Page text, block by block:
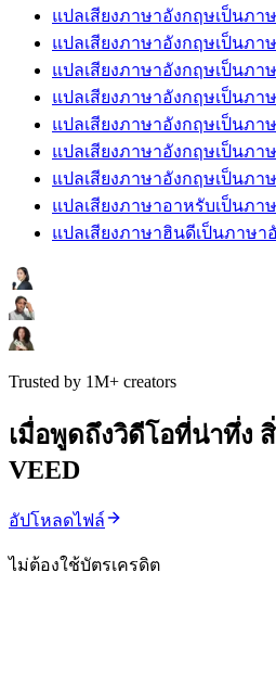
แปลเสียงภาษาอังกฤษเป็นภา
แปลเสียงภาษาอังกฤษเป็นภา
แปลเสียงภาษาอังกฤษเป็นภา
แปลเสียงภาษาอังกฤษเป็นภา
แปลเสียงภาษาอังกฤษเป็นภา
แปลเสียงภาษาอังกฤษเป็นภา
แปลเสียงภาษาอังกฤษเป็นภา
แปลเสียงภาษาอาหรับเป็นภา
แปลเสียงภาษาฮินดีเป็นภาษา
Trusted by 1M+ creators
เมื่อพูดถึงวิดีโอที่น่าทึ่ง
VEED
อัปโหลดไฟล์
ไม่ต้องใช้บัตรเครดิต